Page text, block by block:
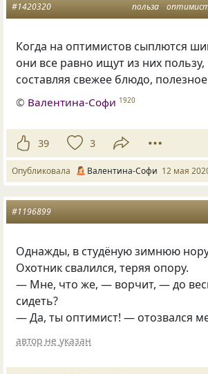
польза
#1420320
Когда на оптимистов сыплются
они все равно ищут из них пользу,
составляя свежее блюдо,
© Валентина-Софи 1920
39 3
Опубликовала Валентина-Софи 12 мая
#1196899
Однажды, в студёную зимнюю
Охотник свалился, теряя опору.
— Мне, что же, — ворчит, — до
сидеть?
— Да, ты оптимист! — отозвался
автор не указан